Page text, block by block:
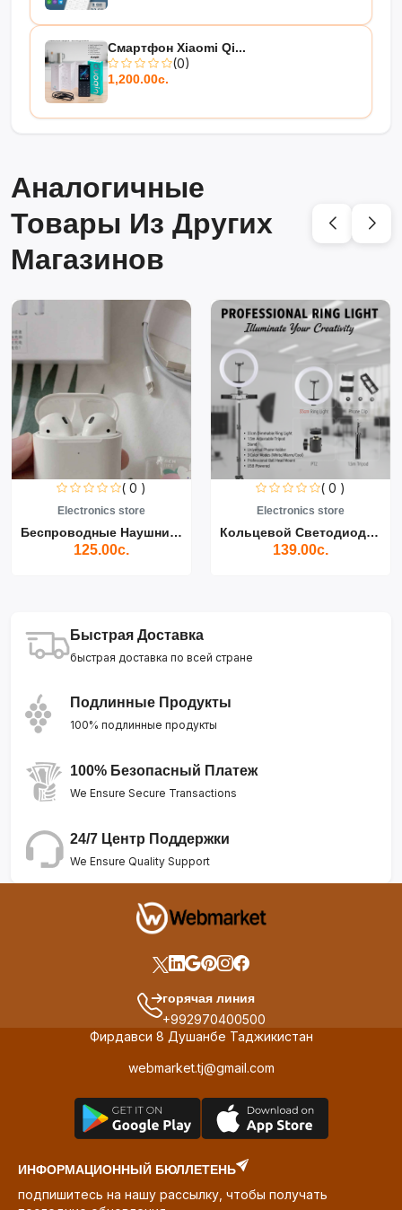
Смартфон Xiaomi Qi...
(0)
1,200.00с.
Аналогичные
Товары Из Других
Магазинов
( 0 )
Electronics store
Беспроводные Наушники Air...
125.00с.
( 0 )
Electronics store
Кольцевой Светодиодный Св...
139.00с.
Быстрая Доставка
быстрая доставка по всей стране
Подлинные Продукты
100% подлинные продукты
100% Безопасный Платеж
We Ensure Secure Transactions
24/7 Центр Поддержки
We Ensure Quality Support
горячая линия
+992970400500
Фирдавси 8 Душанбе Таджикистан
webmarket.tj@gmail.com
ИНФОРМАЦИОННЫЙ БЮЛЛЕТЕНЬ
подпишитесь на нашу рассылку, чтобы получать